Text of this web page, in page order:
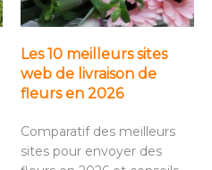
Les 10 meilleurs sites
web de livraison de
fleurs en 2026
Comparatif des meilleurs
sites pour envoyer des